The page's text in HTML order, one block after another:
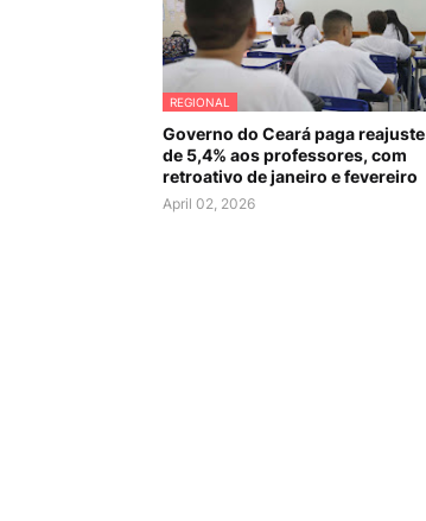
REGIONAL
Governo do Ceará paga reajuste
de 5,4% aos professores, com
retroativo de janeiro e fevereiro
April 02, 2026